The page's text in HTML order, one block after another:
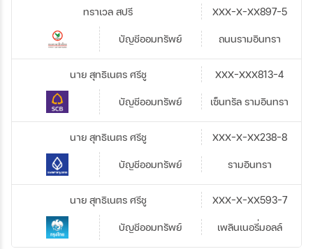
บัญชีออมทรัพย์
ทราเวล สปรี
ถนนรามอินทรา
XXX-X-XX897-5
บัญชีออมทรัพย์
นาย สุทธิเนตร ศรีชู
เซ็นทรัล รามอินทรา
XXX-XXX813-4
บัญชีออมทรัพย์
นาย สุทธิเนตร ศรีชู
รามอินทรา
XXX-X-XX238-8
บัญชีออมทรัพย์
นาย สุทธิเนตร ศรีชู
เพลินเนอรี่มอลล์
XXX-X-XX593-7